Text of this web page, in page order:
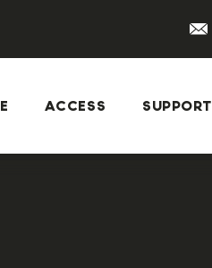
ACCESS SUPPORT